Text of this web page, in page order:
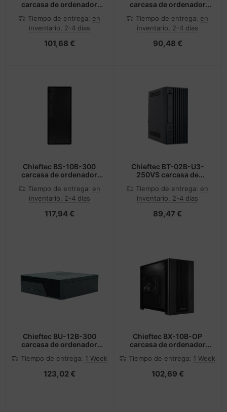
carcasa de ordenador
Negro 300 W
Tiempo de entrega: en
inventario, 2-4 dias
101,68 €
carcasa de ordenador
Tiempo de entrega: en
inventario, 2-4 dias
90,48 €
Chieftec BS-10B-300
carcasa de ordenador
Tiempo de entrega: en
inventario, 2-4 dias
117,94 €
Chieftec BT-02B-U3-
250VS carcasa de
Negro 250 W
Tiempo de entrega: en
inventario, 2-4 dias
89,47 €
Chieftec BU-12B-300
carcasa de ordenador
Negro 300 W
Tiempo de entrega: 1 Week
123,02 €
Chieftec BX-10B-OP
carcasa de ordenador
Tiempo de entrega: 1 Week
102,69 €